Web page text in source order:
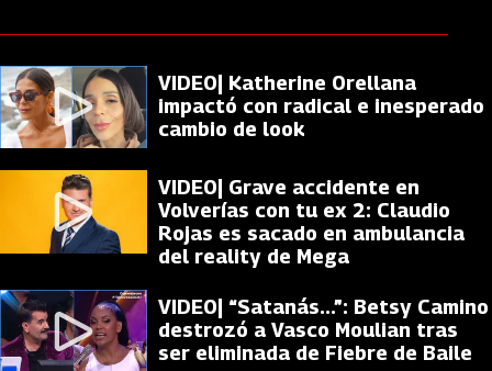
VIDEO| Katherine Orellana
impactó con radical e inesperado
cambio de look
VIDEO| Grave accidente en
Volverías con tu ex 2: Claudio
Rojas es sacado en ambulancia
del reality de Mega
VIDEO| “Satanás...”: Betsy Camino
destrozó a Vasco Moulian tras
ser eliminada de Fiebre de Baile